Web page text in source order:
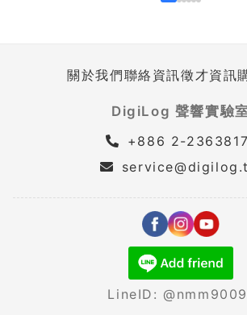
關於我們聯絡資訊徵才資訊
DigiLog 聲響實驗
+886 2-
LineID: